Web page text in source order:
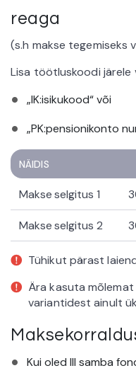
reaga
(s.h makse tegemiseks
Lisa töötluskoodi järele
„IK:isikukood“ või
„PK:pensionikonto
NÄIDIS
Makse selgitus 1
Makse selgitus 2
Tühikut pärast
Ära kasuta
variantidest ainult
Kui oled III samba